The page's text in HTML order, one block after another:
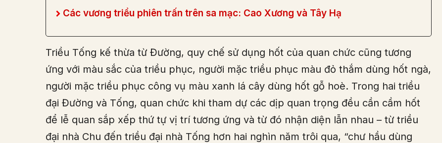
Các vương triều phiên trấn trên sa mạc: Cao Xương và Tây Hạ
Triều Tống kế thừa từ Đường, quy chế sử dụng hốt của quan chức cũng tương
ứng với màu sắc của triều phục, người mặc triều phục màu đỏ thắm dùng hốt ngà,
người mặc triều phục công vụ màu xanh lá cây dùng hốt gỗ hoè. Trong hai triều
đại Đường và Tống, quan chức khi tham dự các dịp quan trọng đều cần cầm hốt
để lễ quan sắp xếp thứ tự vị trí tương ứng và từ đó nhận diện lẫn nhau – từ triều
đại nhà Chu đến triều đại nhà Tống hơn hai nghìn năm trôi qua, “chư hầu dùng